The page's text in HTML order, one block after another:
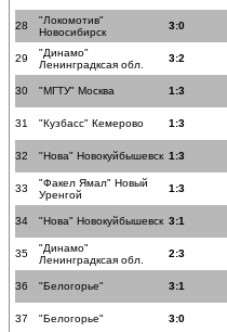
28
"Локомотив"
Новосибирск
3:0
29
"Динамо"
Ленинградксая обл.
3:2
30 "МГТУ" Москва 1:3
31 "Кузбасс" Кемерово 1:3
32 "Нова" Новокуйбышевск 1:3
33
"Факел Ямал" Новый
Уренгой
1:3
34 "Нова" Новокуйбышевск 3:1
35
"Динамо"
Ленинградксая обл.
2:3
36 "Белогорье" 3:1
37 "Белогорье" 3:0